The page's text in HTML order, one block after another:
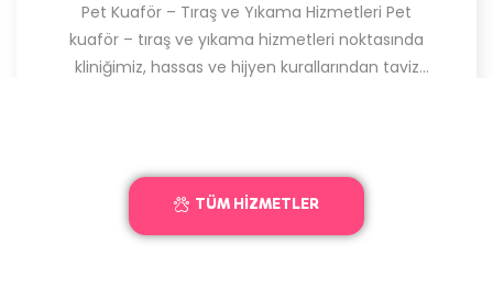
Mikroçip Kimlik Mikroçip kimlik uygulaması, 7
24 saat hizmet vermekte olan
uzman veteriner hekimler tarafından
TÜM HİZMETLER